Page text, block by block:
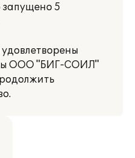
5
ООО "БИГ-СОИЛ"